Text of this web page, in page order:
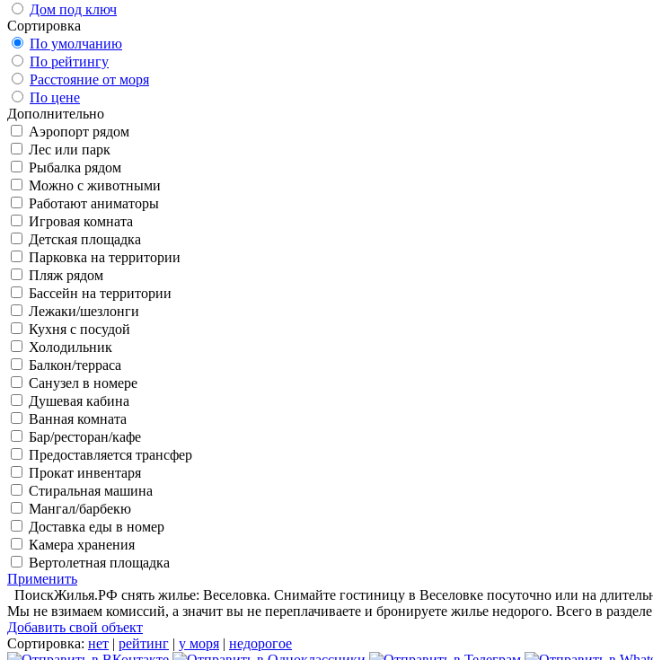
Дом под ключ
Сортировка
По умолчанию
По рейтингу
Расстояние от моря
По цене
Дополнительно
Аэропорт рядом
Лес или парк
Рыбалка рядом
Можно с животными
Работают аниматоры
Игровая комната
Детская площадка
Парковка на территории
Пляж рядом
Бассейн на территории
Лежаки/шезлонги
Кухня с посудой
Холодильник
Балкон/терраса
Санузел в номере
Душевая кабина
Ванная комната
Бар/ресторан/кафе
Предоставляется трансфер
Прокат инвентаря
Стиральная машина
Мангал/барбекю
Доставка еды в номер
Камера хранения
Вертолетная площадка
Применить
ПоискЖилья.РФ снять жилье: Веселовка. Снимайте гостиницу в Веселовке посуточно или на
Мы не взимаем комиссий, а значит вы не переплачиваете и бронируете жилье недорого. Всего в разделе
Добавить свой объект
Сортировка: нет | рейтинг | у моря | недорогое